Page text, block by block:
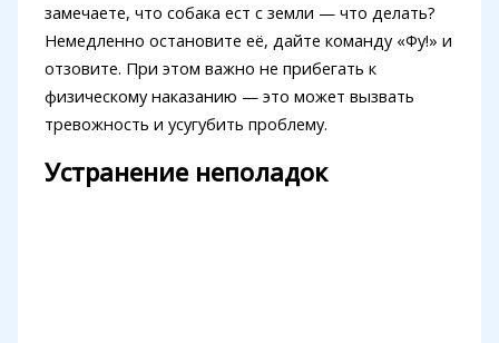
замечаете, что собака ест с земли — что делать?
Немедленно остановите её, дайте команду «Фу!» и
отзовите. При этом важно не прибегать к
физическому наказанию — это может вызвать
тревожность и усугубить проблему.
Устранение неполадок